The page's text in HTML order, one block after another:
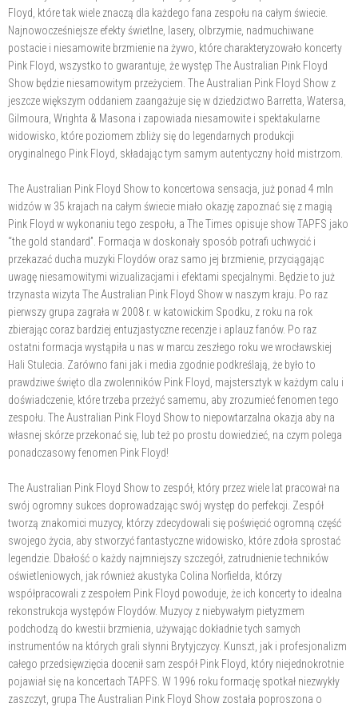
Floyd, które tak wiele znaczą dla każdego fana zespołu na całym świecie.
Najnowocześniejsze efekty świetlne, lasery, olbrzymie, nadmuchiwane
postacie i niesamowite brzmienie na żywo, które charakteryzowało koncerty
Pink Floyd, wszystko to gwarantuje, że występ The Australian Pink Floyd
Show będzie niesamowitym przeżyciem. The Australian Pink Floyd Show z
jeszcze większym oddaniem zaangażuje się w dziedzictwo Barretta, Watersa,
Gilmoura, Wrighta & Masona i zapowiada niesamowite i spektakularne
widowisko, które poziomem zbliży się do legendarnych produkcji
oryginalnego Pink Floyd, składając tym samym autentyczny hołd mistrzom.
The Australian Pink Floyd Show to koncertowa sensacja, już ponad 4 mln
widzów w 35 krajach na całym świecie miało okazję zapoznać się z magią
Pink Floyd w wykonaniu tego zespołu, a The Times opisuje show TAPFS jako
“the gold standard”. Formacja w doskonały sposób potrafi uchwycić i
przekazać ducha muzyki Floydów oraz samo jej brzmienie, przyciągając
uwagę niesamowitymi wizualizacjami i efektami specjalnymi. Będzie to już
trzynasta wizyta The Australian Pink Floyd Show w naszym kraju. Po raz
pierwszy grupa zagrała w 2008 r. w katowickim Spodku, z roku na rok
zbierając coraz bardziej entuzjastyczne recenzje i aplauz fanów. Po raz
ostatni formacja wystąpiła u nas w marcu zeszłego roku we wrocławskiej
Hali Stulecia. Zarówno fani jak i media zgodnie podkreślają, że było to
prawdziwe święto dla zwolenników Pink Floyd, majstersztyk w każdym calu i
doświadczenie, które trzeba przeżyć samemu, aby zrozumieć fenomen tego
zespołu. The Australian Pink Floyd Show to niepowtarzalna okazja aby na
własnej skórze przekonać się, lub też po prostu dowiedzieć, na czym polega
ponadczasowy fenomen Pink Floyd!
The Australian Pink Floyd Show to zespół, który przez wiele lat pracował na
swój ogromny sukces doprowadzając swój występ do perfekcji. Zespół
tworzą znakomici muzycy, którzy zdecydowali się poświęcić ogromną część
swojego życia, aby stworzyć fantastyczne widowisko, które zdoła sprostać
legendzie. Dbałość o każdy najmniejszy szczegół, zatrudnienie techników
oświetleniowych, jak również akustyka Colina Norfielda, którzy
współpracowali z zespołem Pink Floyd powoduje, że ich koncerty to idealna
rekonstrukcja występów Floydów. Muzycy z niebywałym pietyzmem
podchodzą do kwestii brzmienia, używając dokładnie tych samych
instrumentów na których grali słynni Brytyjczycy. Kunszt, jak i profesjonalizm
całego przedsięwzięcia docenił sam zespół Pink Floyd, który niejednokrotnie
pojawiał się na koncertach TAPFS. W 1996 roku formację spotkał niezwykły
zaszczyt, grupa The Australian Pink Floyd Show została poproszona o